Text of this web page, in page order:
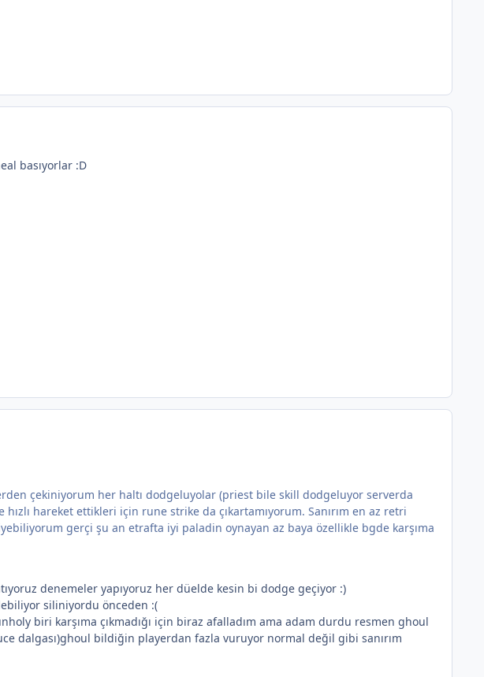
basıyorlar :D
çekiniyorum her haltı dodgeluyolar (priest bile skill dodgeluyor serverda
hareket ettikleri için rune strike da çıkartamıyorum. Sanırım en az retri
gerçi şu an etrafta iyi paladin oynayan az baya özellikle bgde karşıma
denemeler yapıyoruz her düelde kesin bi dodge geçiyor :)
siliniyordu önceden :(
biri karşıma çıkmadığı için biraz afalladım ama adam durdu resmen ghoul
dalgası)ghoul bildiğin playerdan fazla vuruyor normal değil gibi sanırım